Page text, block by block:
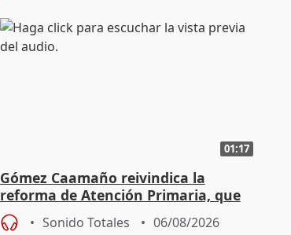
01:17
Gómez Caamaño reivindica la
reforma de Atención Primaria, que
reforzará la autogestión
Sonido Totales 06/08/2026